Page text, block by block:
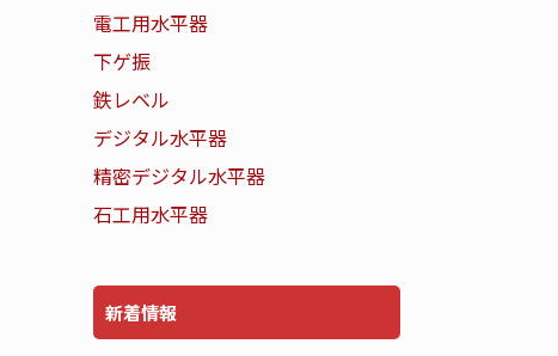
電工用水平器
下ゲ振
鉄レベル
デジタル水平器
精密デジタル水平器
石工用水平器
新着情報